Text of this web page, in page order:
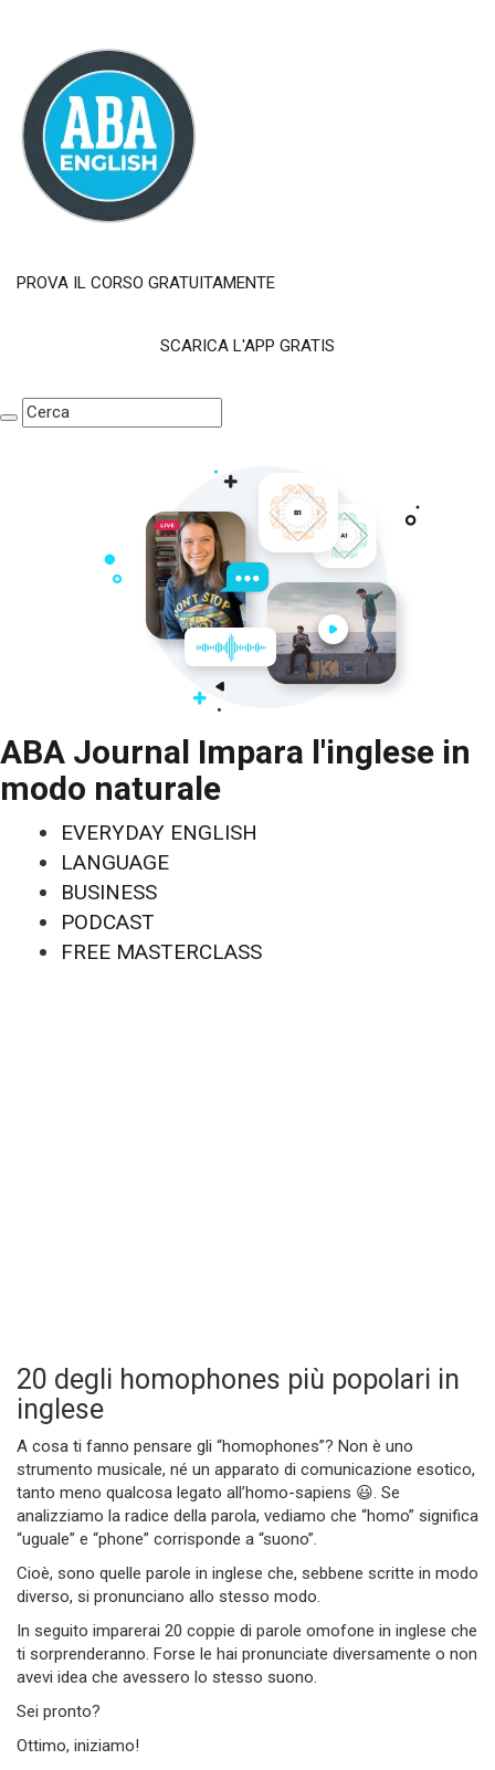
PROVA IL CORSO GRATUITAMENTE
SCARICA L'APP GRATIS
ABA Journal Impara l'inglese in
modo naturale
EVERYDAY ENGLISH
LANGUAGE
BUSINESS
PODCAST
FREE MASTERCLASS
20 degli homophones più popolari in
inglese
A cosa ti fanno pensare gli “homophones”? Non è uno
strumento musicale, né un apparato di comunicazione esotico,
tanto meno qualcosa legato all’homo-sapiens 😃. Se
analizziamo la radice della parola, vediamo che “homo” significa
“uguale” e “phone” corrisponde a “suono”.
Cioè, sono quelle parole in inglese che, sebbene scritte in modo
diverso, si pronunciano allo stesso modo.
In seguito imparerai 20 coppie di parole omofone in inglese che
ti sorprenderanno. Forse le hai pronunciate diversamente o non
avevi idea che avessero lo stesso suono.
Sei pronto?
Ottimo, iniziamo!